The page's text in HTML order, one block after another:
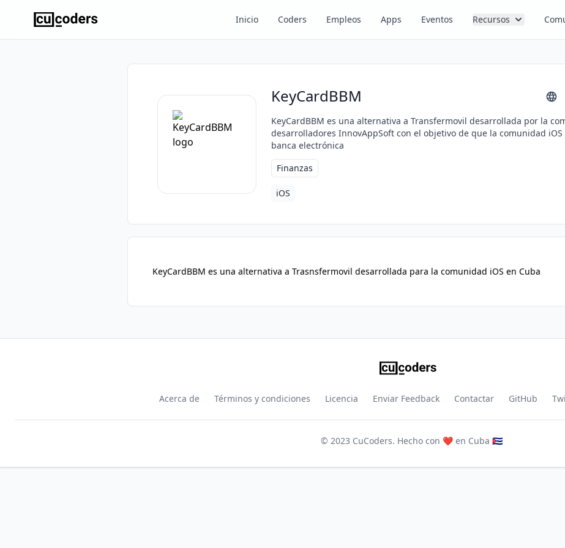
Inicio Coders Empleos Apps Eventos Recursos
KeyCardBBM
KeyCardBBM es una alternativa a Transfermovil desarrollada por la
desarrolladores InnovAppSoft con el objetivo de que la comunidad iOS
banca electrónica
Finanzas
iOS
KeyCardBBM es una alternativa a Trasnsfermovil desarrollada para la comunidad iOS en Cuba
Acerca de Términos y condiciones Licencia Enviar Feedback Contactar GitHub
© 2023 CuCoders. Hecho con ❤️ en Cuba 🇨🇺